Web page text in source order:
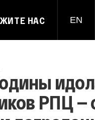
НАС EN
РПЦ —